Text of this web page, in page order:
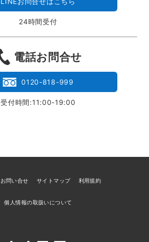
24時間受付
電話お問合せ
0120-818-999
受付時間:11:00-19:00
お問い合せ サイトマップ
利用規約
個人情報の取扱いについて